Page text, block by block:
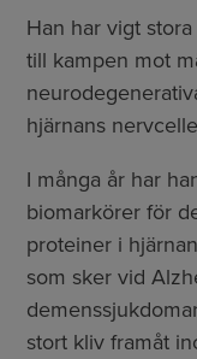
Han har vigt
till kampen mot
hjärnans
I många år har
biomarkörer för
proteiner i
som sker vid
stort kliv framåt